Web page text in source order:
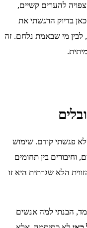
להערים קשיים,
בדיוק הרגשתי את
לבין מי שבאמת נלחם. זה
פגשתי קודם. שימוש
וחיבורים בין תחומים
הלא שגרתית היא זו
הבנתי למה אנשים